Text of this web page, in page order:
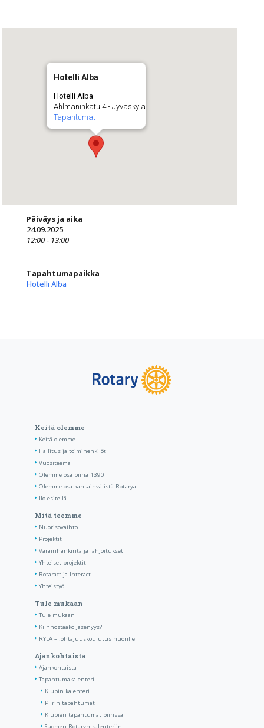
Hotelli Alba
Hotelli Alba
Ahlmaninkatu 4 - Jyväskylä
Tapahtumat
Päiväys ja aika
24.09.2025
12:00 - 13:00
Tapahtumapaikka
Hotelli Alba
Keitä olemme
Keitä olemme
Hallitus ja toimihenkilöt
Vuositeema
Olemme osa piiriä 1390
Olemme osa kansainvälistä Rotarya
Ilo esitellä
Mitä teemme
Nuorisovaihto
Projektit
Varainhankinta ja lahjoitukset
Yhteiset projektit
Rotaract ja Interact
Yhteistyö
Tule mukaan
Tule mukaan
Kiinnostaako jäsenyys?
RYLA – Johtajuuskoulutus nuorille
Ajankohtaista
Ajankohtaista
Tapahtumakalenteri
Klubin kalenteri
Piirin tapahtumat
Klubien tapahtumat piirissä